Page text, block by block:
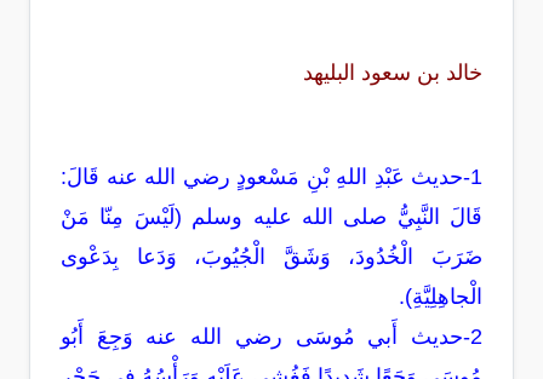
خالد بن سعود البليهد
1-حديث عَبْدِ اللهِ بْنِ مَسْعودٍ رضي الله عنه قَالَ:
قَالَ النَّبِيُّ صلى الله عليه وسلم (لَيْسَ مِنّا مَنْ
ضَرَبَ الْخُدُودَ، وَشَقَّ الْجُيُوبَ، وَدَعا بِدَعْوى
الْجاهِلِيَّةِ).
2-حديث أَبي مُوسَى رضي الله عنه وَجِعَ أَبُو